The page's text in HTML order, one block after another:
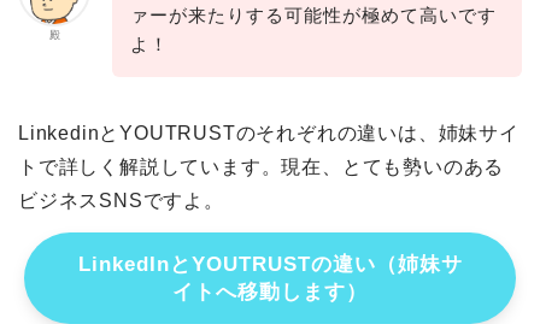
殿
ァーが来たりする可能性が極めて高いです
よ！
LinkedinとYOUTRUSTのそれぞれの違いは、姉妹サイ
トで詳しく解説しています。現在、とても勢いのある
ビジネスSNSですよ。
LinkedInとYOUTRUSTの違い（姉妹サ
イトへ移動します）